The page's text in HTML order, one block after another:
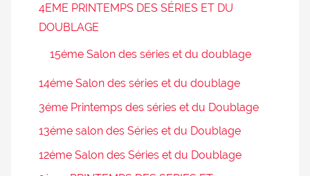
4EME PRINTEMPS DES SÉRIES ET DU
DOUBLAGE
15éme Salon des séries et du doublage
14éme Salon des séries et du doublage
3éme Printemps des séries et du Doublage
13éme salon des Séries et du Doublage
12éme Salon des Séries et du Doublage